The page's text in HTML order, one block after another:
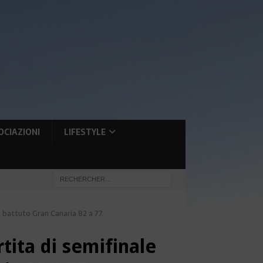
LIFESTYLE
Gran Canaria 82 a 77.
di semifinale